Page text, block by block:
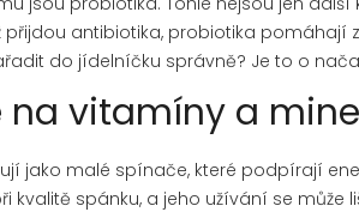
přijdou antibiotika, probiotika
do jídelníčku správně? Je to o
na vitamíny a
jako malé spínače, které podpírají
kvalitě spánku, a jeho užívání se